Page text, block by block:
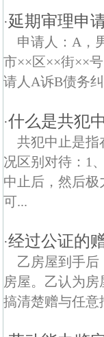
·延期审理申
申请人：A，
市××区××街××
请人A诉B债务
·什么是共犯
共犯中止是指
况区别对待：1
中止后，然后
可...
·经过公证的
乙房屋到手
房屋。乙认为
搞清楚赠与任意